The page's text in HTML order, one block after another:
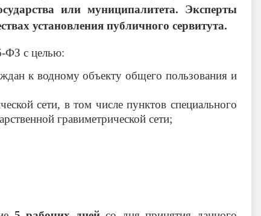
или муниципалитета. Эксперты
установления публичного сервитута.
ФЗ с целью:
к водному объекту общего пользования и
сети, в том числе пунктов специального
гравиметрической сети;